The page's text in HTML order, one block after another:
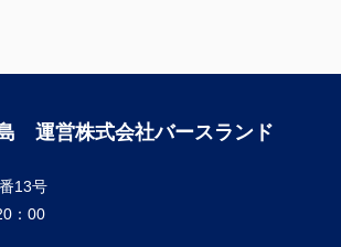
運営株式会社バースランド
13号
：00